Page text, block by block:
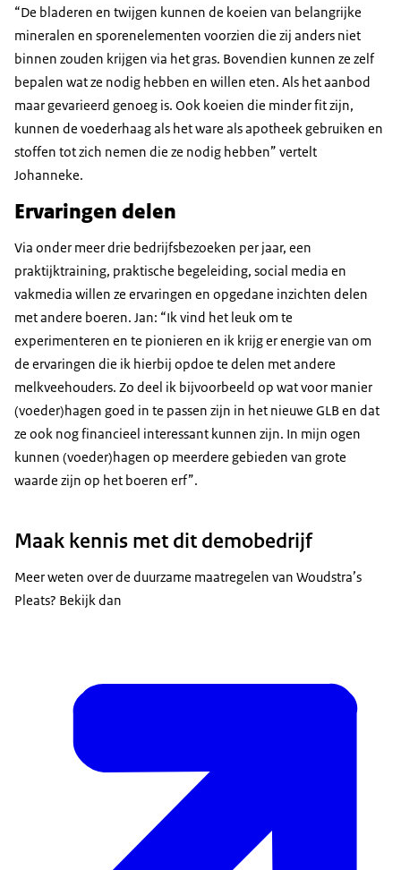
“De bladeren en twijgen kunnen de koeien van belangrijke
mineralen en sporenelementen voorzien die zij anders niet
binnen zouden krijgen via het gras. Bovendien kunnen ze zelf
bepalen wat ze nodig hebben en willen eten. Als het aanbod
maar gevarieerd genoeg is. Ook koeien die minder fit zijn,
kunnen de voederhaag als het ware als apotheek gebruiken en
stoffen tot zich nemen die ze nodig hebben” vertelt
Johanneke.
Ervaringen delen
Via onder meer drie bedrijfsbezoeken per jaar, een
praktijktraining, praktische begeleiding, social media en
vakmedia willen ze ervaringen en opgedane inzichten delen
met andere boeren. Jan: “Ik vind het leuk om te
experimenteren en te pionieren en ik krijg er energie van om
de ervaringen die ik hierbij opdoe te delen met andere
melkveehouders. Zo deel ik bijvoorbeeld op wat voor manier
(voeder)hagen goed in te passen zijn in het nieuwe GLB en dat
ze ook nog financieel interessant kunnen zijn. In mijn ogen
kunnen (voeder)hagen op meerdere gebieden van grote
waarde zijn op het boeren erf”.
Maak kennis met dit demobedrijf
Meer weten over de duurzame maatregelen van Woudstra’s
Pleats? Bekijk dan